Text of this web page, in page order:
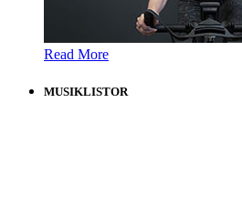
Read More
MUSIKLISTOR